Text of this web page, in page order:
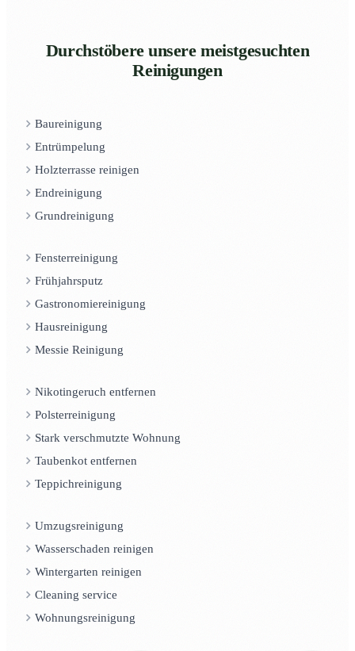
Durchstöbere unsere meistgesuchten
Reinigungen
Baureinigung
Entrümpelung
Holzterrasse reinigen
Endreinigung
Grundreinigung
Fensterreinigung
Frühjahrsputz
Gastronomiereinigung
Hausreinigung
Messie Reinigung
Nikotingeruch entfernen
Polsterreinigung
Stark verschmutzte Wohnung
Taubenkot entfernen
Teppichreinigung
Umzugsreinigung
Wasserschaden reinigen
Wintergarten reinigen
Cleaning service
Wohnungsreinigung